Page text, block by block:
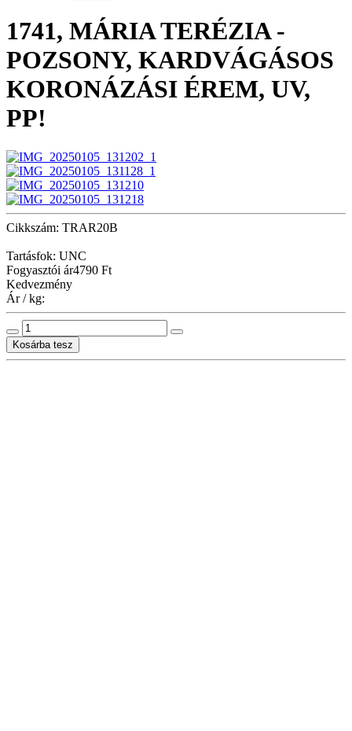
1741, MÁRIA TERÉZIA -
POZSONY, KARDVÁGÁSOS
KORONÁZÁSI ÉREM, UV,
PP!
Cikkszám: TRAR20B
Tartásfok: UNC
Fogyasztói ár4790 Ft
Kedvezmény
Ár / kg: